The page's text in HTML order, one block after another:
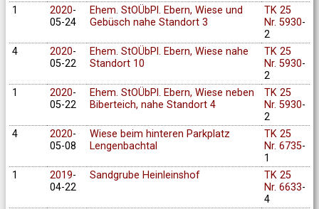
1 2020-
05-24
Ehem. StOÜbPl. Ebern, Wiese und
Gebüsch nahe Standort 3
TK 25
Nr. 5930-
2
4
2020-
05-22
Ehem. StOÜbPl. Ebern, Wiese nahe
Standort 10
TK 25
Nr. 5930-
2
1
2020-
05-22
Ehem. StOÜbPl. Ebern, Wiese neben
Biberteich, nahe Standort 4
TK 25
Nr. 5930-
2
4
2020-
05-08
Wiese beim hinteren Parkplatz
Lengenbachtal
TK 25
Nr. 6735-
1
1
2019-
04-22
Sandgrube Heinleinshof
TK 25
Nr. 6633-
4